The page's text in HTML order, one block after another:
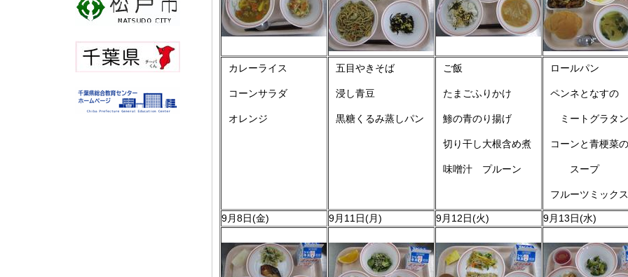
カレーライス
コーンサラダ
オレンジ
五目やきそば
浸し青豆
黒糖くるみ蒸しパン
ご飯
たまごふりかけ
鯵の青のり揚げ
切り干し大根含め煮
味噌汁 プルーン
ロールパン
ペンネとなすの
ミートグラタン
コーンと青梗菜の
スープ
フルーツミックス
9月8日(金) 9月11日(月) 9月12日(火) 9月13日(水)